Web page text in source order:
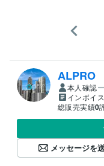
ALPRO
本人確認
インボイ
総販売実績0
メッセージを